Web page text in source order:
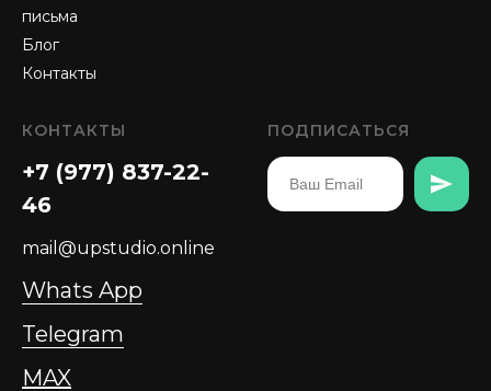
письма
Блог
Контакты
КОНТАКТЫ
+7 (977) 837-22-
46
mail@upstudio.online
Whats App
Telegram
MAX
ПОДПИСАТЬСЯ